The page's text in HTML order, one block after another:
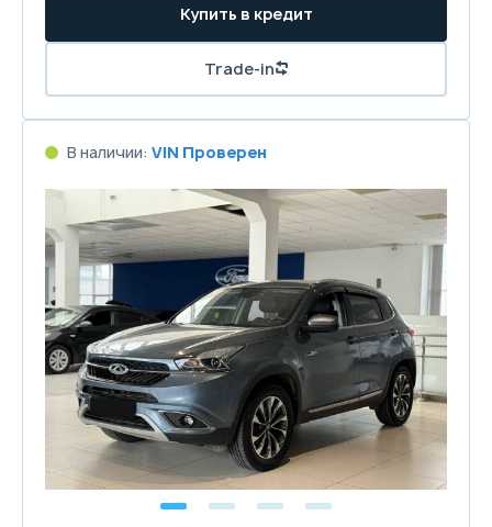
Купить в кредит
Trade-in
В наличии: VIN Проверен